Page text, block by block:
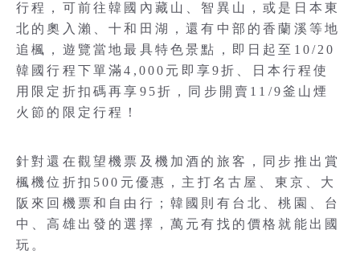
行程，可前往韓國內藏山、智異山，或是日本東
北的奧入瀨、十和田湖，還有中部的香蘭溪等地
追楓，遊覽當地最具特色景點，即日起至10/20
韓國行程下單滿4,000元即享9折、日本行程使
用限定折扣碼再享95折，同步開賣11/9釜山煙
火節的限定行程！
針對還在觀望機票及機加酒的旅客，同步推出賞
楓機位折扣500元優惠，主打名古屋、東京、大
阪來回機票和自由行；韓國則有台北、桃園、台
中、高雄出發的選擇，萬元有找的價格就能出國
玩。